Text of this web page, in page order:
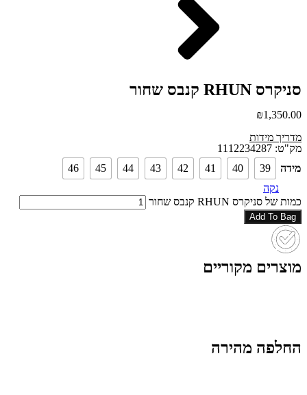
סניקרס RHUN קנבס שחור
₪1,350.00
מדריך מידות
מק"ט: 1112234287
מידה
39
40
41
42
43
44
45
46
נקה
כמות של סניקרס RHUN קנבס שחור
Add To Bag
מוצרים מקוריים
החלפה מהירה